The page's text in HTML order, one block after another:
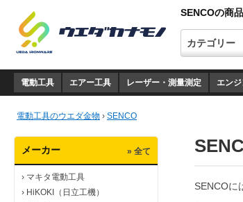
SENCOの商
電動工具 エアー工具 レーザー・測量測定 エン
電動工具のウエダ金物 › SENCO
メーカー » 全て
› マキタ電動工具
› HiKOKI（日立工機）
SENCOに